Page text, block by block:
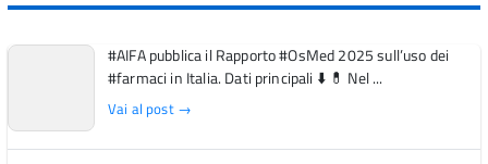
#AIFA pubblica il Rapporto #OsMed 2025 sull’uso dei
#farmaci in Italia. Dati principali ⬇️ 💊 Nel ...
Vai al post →